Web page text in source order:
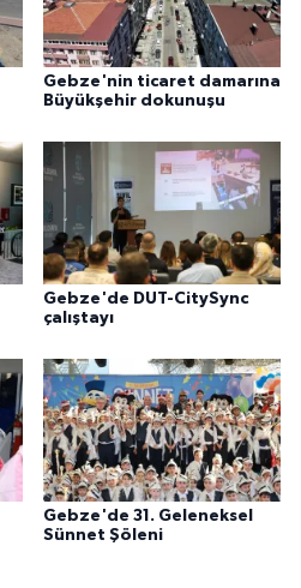
Gebze'nin ticaret damarına
Büyükşehir dokunuşu
Gebze'de DUT-CitySync
çalıştayı
Gebze'de 31. Geleneksel
Sünnet Şöleni